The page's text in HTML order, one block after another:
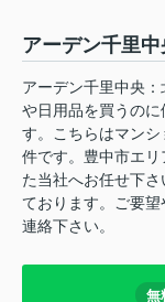
アーデン千里
アーデン千里中央
や日用品を買うの
す。こちらはマン
件です。豊中市エ
た当社へお任せ下
ております。ご要
連絡下さい。
無